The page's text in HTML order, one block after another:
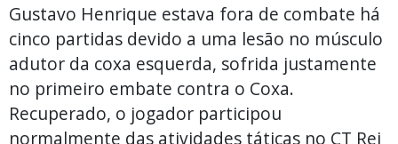
Gustavo Henrique estava fora de combate há
cinco partidas devido a uma lesão no músculo
adutor da coxa esquerda, sofrida justamente
no primeiro embate contra o Coxa.
Recuperado, o jogador participou
normalmente das atividades táticas no CT Rei